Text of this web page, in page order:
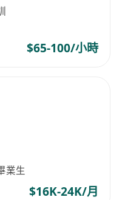
$65-100/小時
業生
$16K-24K/月